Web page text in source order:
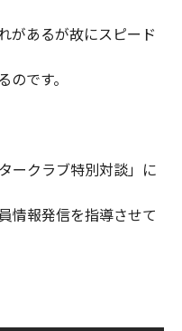
があるが故にスピード
です。
ークラブ特別対談」に
情報発信を指導させて